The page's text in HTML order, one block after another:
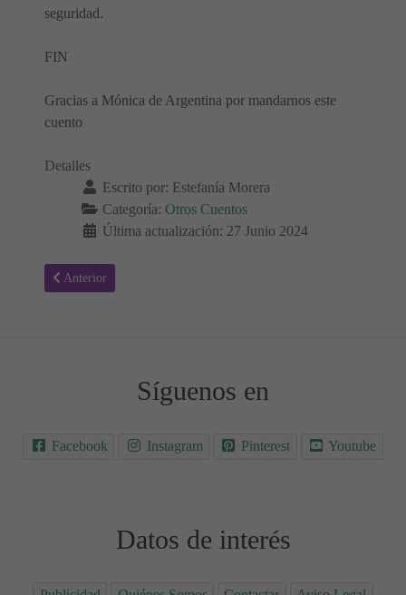
seguridad.
FIN
Gracias a Mónica de Argentina por mandarnos este
cuento
Detalles
Escrito por: Estefanía Morera
Categoría: Otros Cuentos
Última actualización: 27 Junio 2024
Artículo anterior: Jack y las Habichuelas Mágicas 📖
Anterior
Síguenos en
Facebook Instagram Pinterest Youtube
Datos de interés